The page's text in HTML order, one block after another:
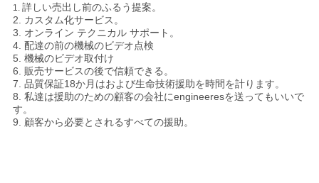
1. 詳しい売出し前のふるう提案。
2. カスタム化サービス。
3. オンライン テクニカル サポート。
4. 配達の前の機械のビデオ点検
5. 機械のビデオ取付け
6. 販売サービスの後で信頼できる。
7. 品質保証18か月はおよび生命技術援助を時間を計ります。
8. 私達は援助のための顧客の会社にengineeresを送ってもいいで
す。
9. 顧客から必要とされるすべての援助。